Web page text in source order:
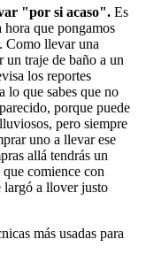
"por si acaso". Es
que pongamos
Como llevar una
un traje de baño a un
los reportes
lo que sabes que no
porque puede
pero siempre
uno a llevar ese
allá tendrás un
comience con
largó a llover justo
más usadas para